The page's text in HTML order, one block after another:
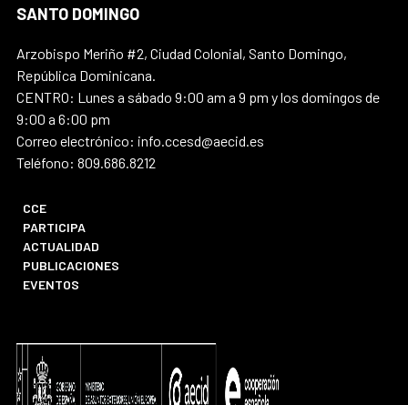
SANTO DOMINGO
Arzobispo Meriño #2, Ciudad Colonial, Santo Domingo,
República Dominicana.
CENTRO: Lunes a sábado 9:00 am a 9 pm y los domingos de
9:00 a 6:00 pm
Correo electrónico: info.ccesd@aecid.es
Teléfono: 809.686.8212
CCE
PARTICIPA
ACTUALIDAD
PUBLICACIONES
EVENTOS